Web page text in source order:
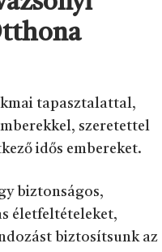
tapasztalattal,
szeretettel
idős embereket.
biztonságos,
életfeltételeket,
biztosítsunk az